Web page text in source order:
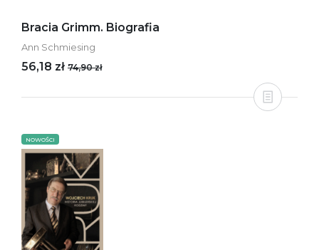
Bracia Grimm. Biografia
Ann Schmiesing
56,18 zł 74,90 zł
NOWOŚCI